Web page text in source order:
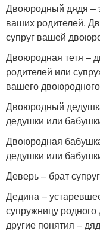
Двоюродный дядя –
ваших родителей.
супруг вашей
Двоюродная тетя –
родителей или
вашего
Двоюродный
дедушки или
Двоюродная
дедушки или
Деверь – брат
Дедина –
супружницу
другие понятия –